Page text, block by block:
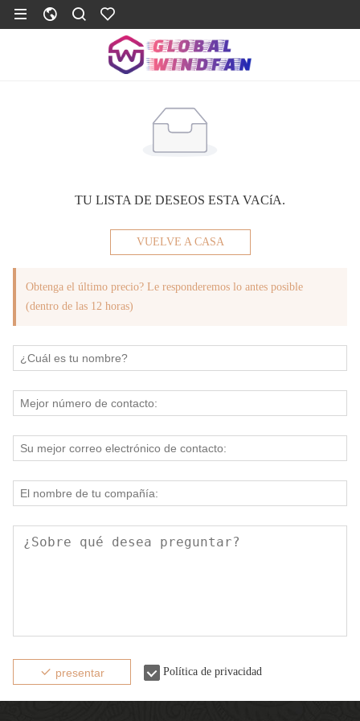
TU LISTA DE DESEOS ESTA VACíA.
VUELVE A CASA
Obtenga el último precio? Le responderemos lo antes posible
(dentro de las 12 horas)
presentar Política de privacidad